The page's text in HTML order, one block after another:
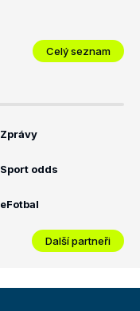
Celý seznam
Zprávy
Sport odds
eFotbal
Další partneři